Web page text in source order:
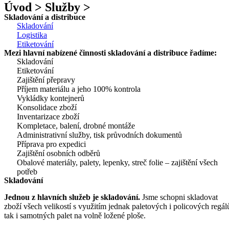
Úvod > Služby >
Skladování a distribuce
Skladování
Logistika
Etiketování
Mezi hlavní nabízené činnosti skladování a distribuce řadíme:
Skladování
Etiketování
Zajištění přepravy
Příjem materiálu a jeho 100% kontrola
Vykládky kontejnerů
Konsolidace zboží
Inventarizace zboží
Kompletace, balení, drobné montáže
Administrativní služby, tisk průvodních dokumentů
Příprava pro expedici
Zajištění osobních odběrů
Obalové materiály, palety, lepenky, streč folie – zajištění všech
potřeb
Skladování
Jednou z hlavních služeb je skladování. Jsme schopni skladovat
zboží všech velikostí s využitím jednak paletových i policových
tak i samotných palet na volně ložené ploše.